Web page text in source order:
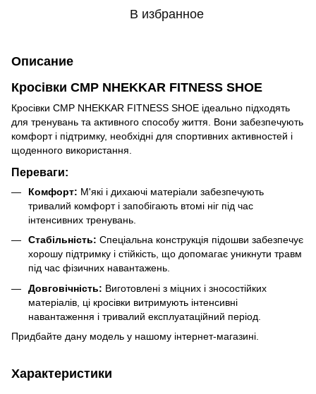
В избранное
Описание
Кросівки CMP NHEKKAR FITNESS SHOE
Кросівки CMP NHEKKAR FITNESS SHOE ідеально підходять
для тренувань та активного способу життя. Вони забезпечують
комфорт і підтримку, необхідні для спортивних активностей і
щоденного використання.
Переваги:
Комфорт: М'які і дихаючі матеріали забезпечують
тривалий комфорт і запобігають втомі ніг під час
інтенсивних тренувань.
Стабільність: Спеціальна конструкція підошви забезпечує
хорошу підтримку і стійкість, що допомагає уникнути травм
під час фізичних навантажень.
Довговічність: Виготовлені з міцних і зносостійких
матеріалів, ці кросівки витримують інтенсивні
навантаження і тривалий експлуатаційний період.
Придбайте дану модель у нашому інтернет-магазині.
Характеристики